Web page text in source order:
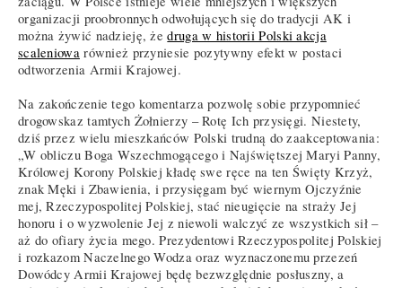
organizacji proobronnych odwołujących się do tradycji AK i
można żywić nadzieję, żedruga w historii Polski akcja
scaleniowarównież przyniesie pozytywny efekt w postaci
odtworzenia Armii Krajowej.
Na zakończenie tego komentarza pozwolę sobie przypomnieć
drogowskaz tamtych Żołnierzy – Rotę Ich przysięgi. Niestety,
dziś przez wielu mieszkańców Polski trudną do zaakceptowania:
„W obliczu Boga Wszechmogącego i Najświętszej Maryi Panny,
Królowej Korony Polskiej kładę swe ręce na ten Święty Krzyż,
znak Męki i Zbawienia, i przysięgam być wiernym Ojczyźnie
mej, Rzeczypospolitej Polskiej, stać nieugięcie na straży Jej
honoru i o wyzwolenie Jej z niewoli walczyć ze wszystkich sił –
aż do ofiary życia mego. Prezydentowi Rzeczypospolitej Polskiej
i rozkazom Naczelnego Wodza oraz wyznaczonemu przezeń
Dowódcy Armii Krajowej będę bezwzględnie posłuszny, a